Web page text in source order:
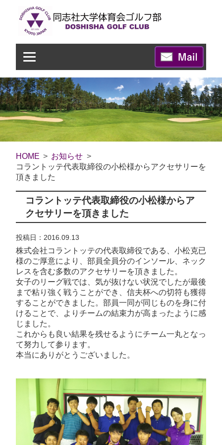
HOME
お知らせ
コラントッテ代表取締役の小松様からアクセサリーを
頂きました
コラントッテ代表取締役の小松様からア
クセサリーを頂きました
投稿日：2016.09.13
株式会社コラントッテの代表取締役である、小松克已
様のご厚意により、部員全員分のインソール、ネック
レスを含む多数のアクセサリーを頂きました。
女子のリーグ戦では、気が抜けない状況でしたが最後
まで粘り強く戦うことができ、信夫杯への切符も獲得
することができました。部員一同が同じものを身に付
けることで、よりチームの結束力が高まったように感
じました。
これからも良い結果を残せるようにチーム一丸となっ
て努力して参ります。
本当にありがとうございました。